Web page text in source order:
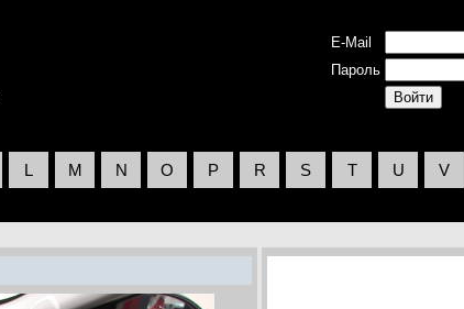
E-Mail
Пароль
L M N O P R S T U V